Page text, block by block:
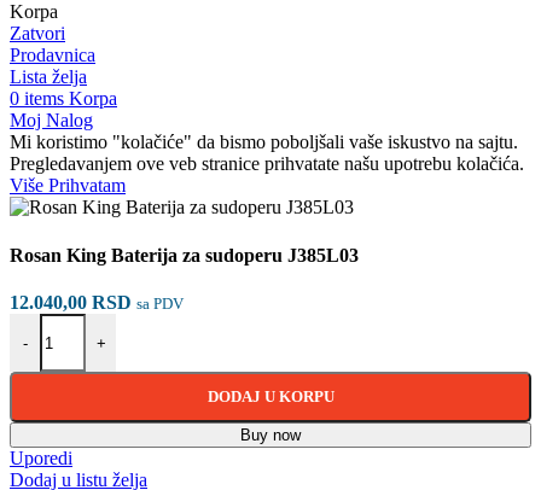
Korpa
Zatvori
Prodavnica
Lista želja
0 items Korpa
Moj Nalog
Mi koristimo "kolačiće" da bismo poboljšali vaše iskustvo na sajtu.
Pregledavanjem ove veb stranice prihvatate našu upotrebu kolačića.
Više Više
Prihvatam
Rosan King Baterija za sudoperu J385L03
12.040,00 RSD sa PDV
-
Rosan King Baterija za sudoperu J385L03 količina
+
DODAJ U KORPU
Buy now
Uporedi
Dodaj u listu želja